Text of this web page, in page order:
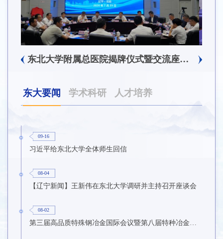
东北大学举办树立和践行正确政绩观学习教育培训班
东大要闻 学术科研 人才培养
09-16
习近平给东北大学全体师生回信
08-04
【辽宁新闻】王新伟在东北大学调研并主持召开座谈会
08-02